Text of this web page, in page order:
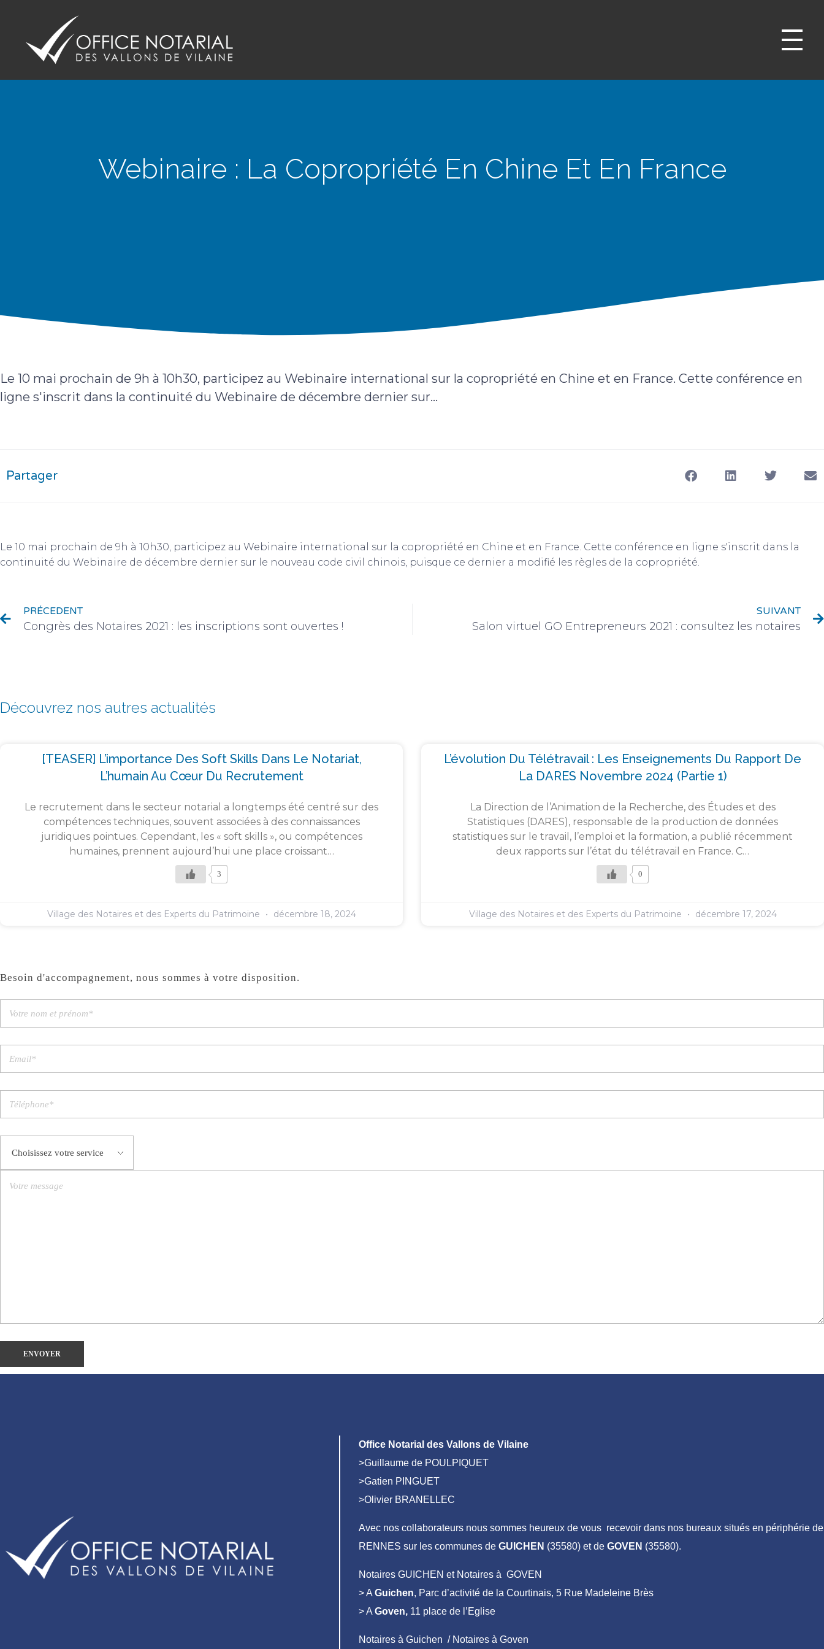
Webinaire : La Copropriété En Chine Et En France
Le 10 mai prochain de 9h à 10h30, participez au Webinaire international sur la copropriété en Chine et en France. Cette conférence en
ligne s'inscrit dans la continuité du Webinaire de décembre dernier sur...
Partager
Le 10 mai prochain de 9h à 10h30, participez au Webinaire international sur la copropriété en Chine et en France. Cette conférence en ligne s'inscrit dans la
continuité du Webinaire de décembre dernier sur le nouveau code civil chinois, puisque ce dernier a modifié les règles de la copropriété.
PRÉCEDENT
Congrès des Notaires 2021 : les inscriptions sont ouvertes !
SUIVANT
Salon virtuel GO Entrepreneurs 2021 : consultez les notaires
Découvrez nos autres actualités
[TEASER] L’importance Des Soft Skills Dans Le Notariat,
L’humain Au Cœur Du Recrutement
Le recrutement dans le secteur notarial a longtemps été centré sur des
compétences techniques, souvent associées à des connaissances
juridiques pointues. Cependant, les « soft skills », ou compétences
humaines, prennent aujourd’hui une place croissant…
3
Village des Notaires et des Experts du Patrimoine décembre 18, 2024
L’évolution Du Télétravail : Les Enseignements Du Rapport De
La DARES Novembre 2024 (partie 1)
La Direction de l’Animation de la Recherche, des Études et des
Statistiques (DARES), responsable de la production de données
statistiques sur le travail, l’emploi et la formation, a publié récemment
deux rapports sur l’état du télétravail en France. C…
0
Village des Notaires et des Experts du Patrimoine décembre 17, 2024
Besoin d'accompagnement, nous sommes à votre disposition.
Office Notarial des Vallons de Vilaine
>Guillaume de POULPIQUET
>Gatien PINGUET
>Olivier BRANELLEC
Avec nos collaborateurs nous sommes heureux de vous recevoir dans nos bureaux situés en périphérie de
RENNES sur les communes deGUICHEN (35580) et deGOVEN (35580).
Notaires GUICHEN et Notaires à GOVEN
> AGuichen, Parc d’activité de la Courtinais, 5 Rue Madeleine Brès
> AGoven, 11 place de l’Eglise
Notaires à Guichen / Notaires à Goven